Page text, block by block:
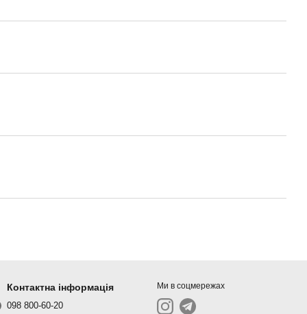
Контактна інформація
098 800-60-20
Ми в соцмережах